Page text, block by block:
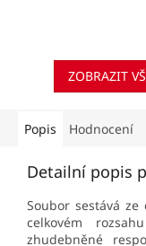
ZOBRAZIT
Popis Hodnocení
Detailní popis
Soubor sestává
celkovém
zhudebněné